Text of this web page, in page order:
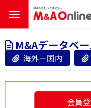
M&Aデータベ
海外－国内
会員